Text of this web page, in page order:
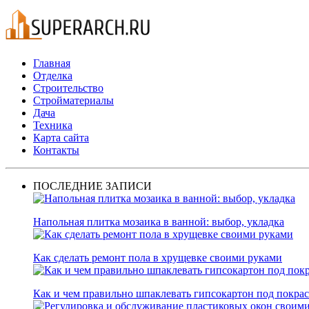
Главная
Отделка
Строительство
Стройматериалы
Дача
Техника
Карта сайта
Контакты
ПОСЛЕДНИЕ ЗАПИСИ
Напольная плитка мозаика в ванной: выбор, укладка
Как сделать ремонт пола в хрущевке своими руками
Как и чем правильно шпаклевать гипсокартон под